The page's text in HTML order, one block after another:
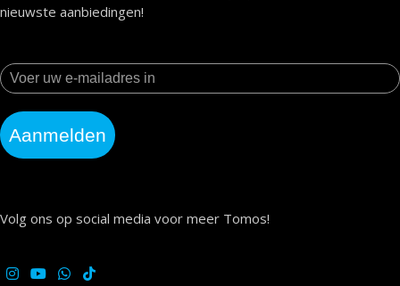
nieuwste aanbiedingen!
Aanmelden
Volg ons op social media voor meer Tomos!